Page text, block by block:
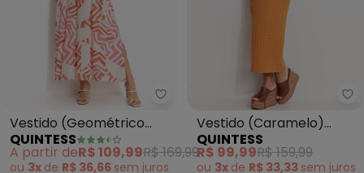
Quintess - Vestido
Vestido (Geométrico
Bicolor) em Malha de
Viscose
QUINTESS
A partir deR$ 109,99R$ 169,99
ou 3x de R$ 36,66 sem juros
Vestido (Caramelo)
Texturizado
QUINTESS
R$ 99,99R$ 159,99
ou 3x de R$ 33,33 sem juros